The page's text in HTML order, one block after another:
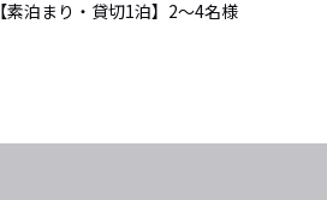
【素泊まり・貸切1泊】2〜4名様